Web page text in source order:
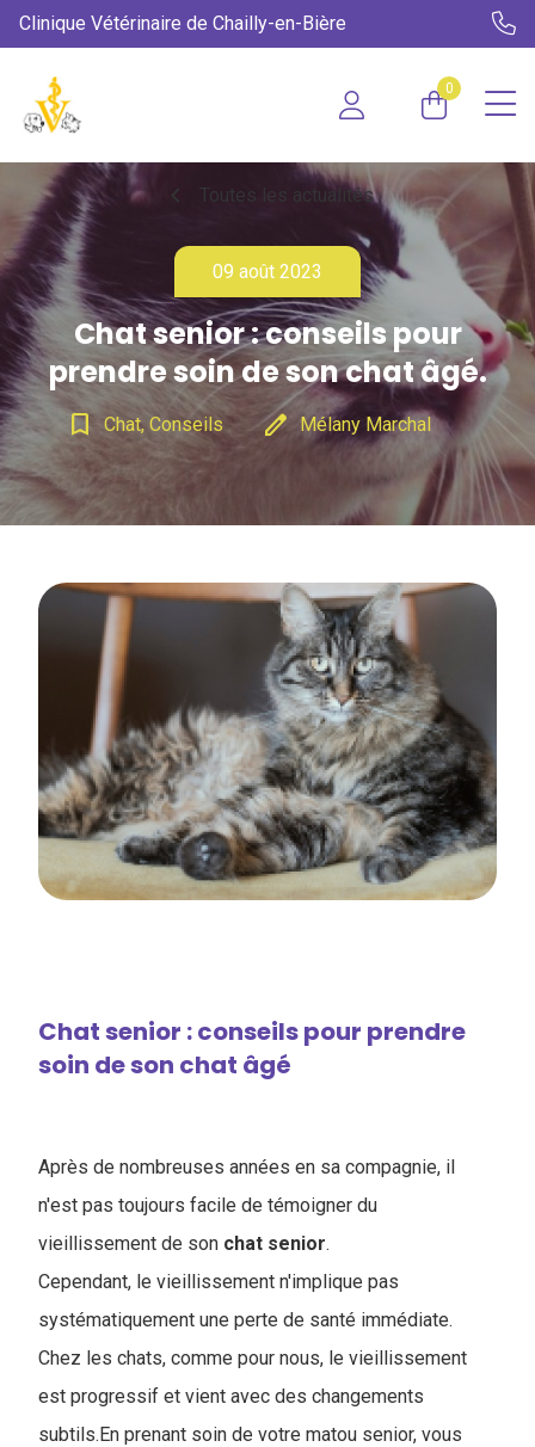
Clinique Vétérinaire de Chailly-en-Bière
0
chevron_left Toutes les actualités
09 août 2023
Chat senior : conseils pour
prendre soin de son chat âgé.
bookmark_border Chat, Conseils edit Mélany Marchal
Chat senior : conseils pour prendre
soin de son chat âgé
Après de nombreuses années en sa compagnie, il
n'est pas toujours facile de témoigner du
vieillissement de son chat senior.
Cependant, le vieillissement n'implique pas
systématiquement une perte de santé immédiate.
Chez les chats, comme pour nous, le vieillissement
est progressif et vient avec des changements
subtils.En prenant soin de votre matou senior, vous